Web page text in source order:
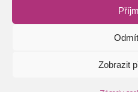
Zobrazit
2026 © Ženy